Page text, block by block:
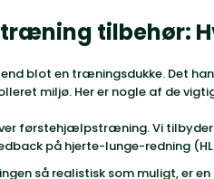
tilbehør:
blot en træningsdukke. Det
miljø. Her er nogle af de
førstehjælpstræning. Vi
på hjerte-lunge-redning
så realistisk som muligt, er